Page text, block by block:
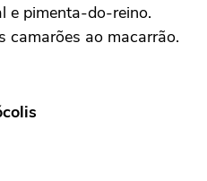
e pimenta-do-reino.
camarões ao macarrão.